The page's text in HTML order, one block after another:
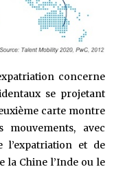
concerne
se projetant
carte montre
avec
l’expatriation et de
la Chine l’Inde ou le